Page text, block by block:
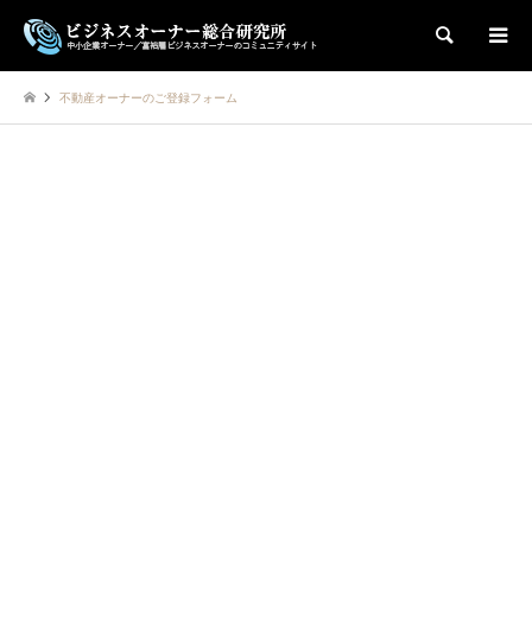
検索
不動産オーナーのご登録フォーム